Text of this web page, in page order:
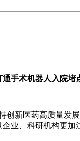
手术机器人入院堵
创新医药高质量发
业、科研机构更